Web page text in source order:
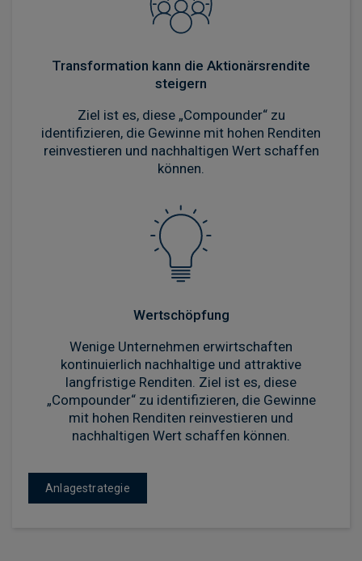
Transformation kann die Aktionärsrendite
steigern
Ziel ist es, diese „Compounder“ zu
identifizieren, die Gewinne mit hohen Renditen
reinvestieren und nachhaltigen Wert schaffen
können.
Wertschöpfung
Wenige Unternehmen erwirtschaften
kontinuierlich nachhaltige und attraktive
langfristige Renditen. Ziel ist es, diese
„Compounder“ zu identifizieren, die Gewinne
mit hohen Renditen reinvestieren und
nachhaltigen Wert schaffen können.
Anlagestrategie